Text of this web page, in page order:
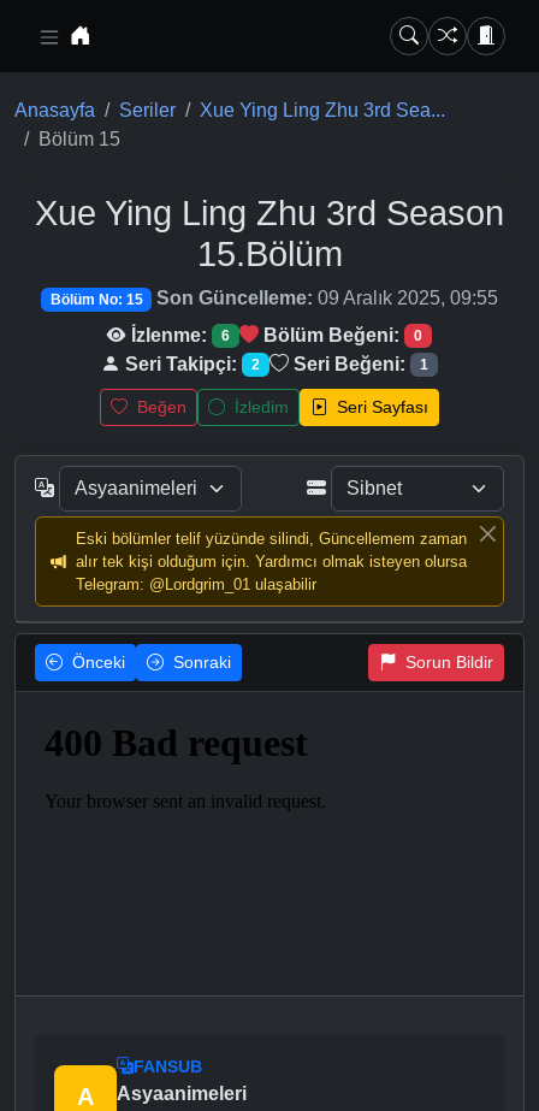
Anasayfa Seriler
Xue Ying Ling Zhu 3rd Sea...
Bölüm 15
Xue Ying Ling Zhu 3rd Season
15.Bölüm
Bölüm No: 15 Son Güncelleme: 09 Aralık 2025, 09:55
İzlenme:
6 Bölüm Beğeni: 0
Seri Takipçi: 2 Seri Beğeni: 1
Beğen İzledim Seri Sayfası
Eski bölümler telif yüzünde silindi, Güncellemem zaman
alır tek kişi olduğum için. Yardımcı olmak isteyen olursa
Telegram: @Lordgrim_01 ulaşabilir
Önceki Sonraki Sorun Bildir
A
FANSUB
Asyaanimeleri